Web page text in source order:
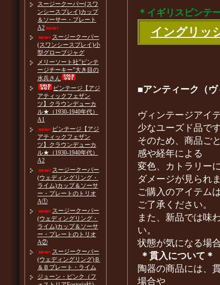
＊イギリスビンテ
イングリッ
■アンティーク（
ヴィンテージアイ
少なユーズド品で
そのため、商品ご
感や経年による
変色、カトラリー
ダメージが見られ
ご購入のアイテム
ご了承ください。
また、新品では味
い。
状態が気になる場
＊貫入について＊
陶器の商品には、
場合や
スージークーパー(スワ
ンシースプレイ)カップ
＆ソーサー・プレート
A2
スージークーパー
(スワンシースプレイ)小
型グローブジャグ
メリーソート社”ビンテ
ージチーキー”大き目の
水兵さん
ビンテージ【アジ
アティックフェザン
ツ】クラウンデューカ
ル★（1930-1940年代）
A1
ビンテージ【アジ
アティックフェザン
ツ】クラウンデューカ
ル★（1930-1940年代）
A2
スージークーパー
(ウェディングリング・
ライム)カップ＆ソーサ
ー・プレートのトリオ
A①
スージークーパー
(ウェディングリング・
ライム)カップ＆ソーサ
ー・プレートのトリオ
A②
スージークーパー
(ウェディングリング)Ｂ
＆Ｂプレート・ライム
ジューン・ピンク（フ